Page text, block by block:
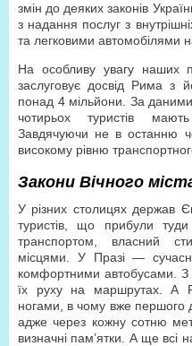
змін до деяких законів
з надання послуг з
та легковими автомобілями
На особливу увагу наших
заслуговує досвід Рима з
понад 4 мільйони. За даними
чотирьох туристів
Завдячуючи не в останню
високому рівню
Закони Вічного
У різних столицях держав
туристів, що прибули
транспортом, власний
місцями. У Празі —
комфортними автобусами. З
їх руху на маршрутах. А
ногами, в чому вже першого
адже через кожну сотню
визначні пам’ятки. А ще всі